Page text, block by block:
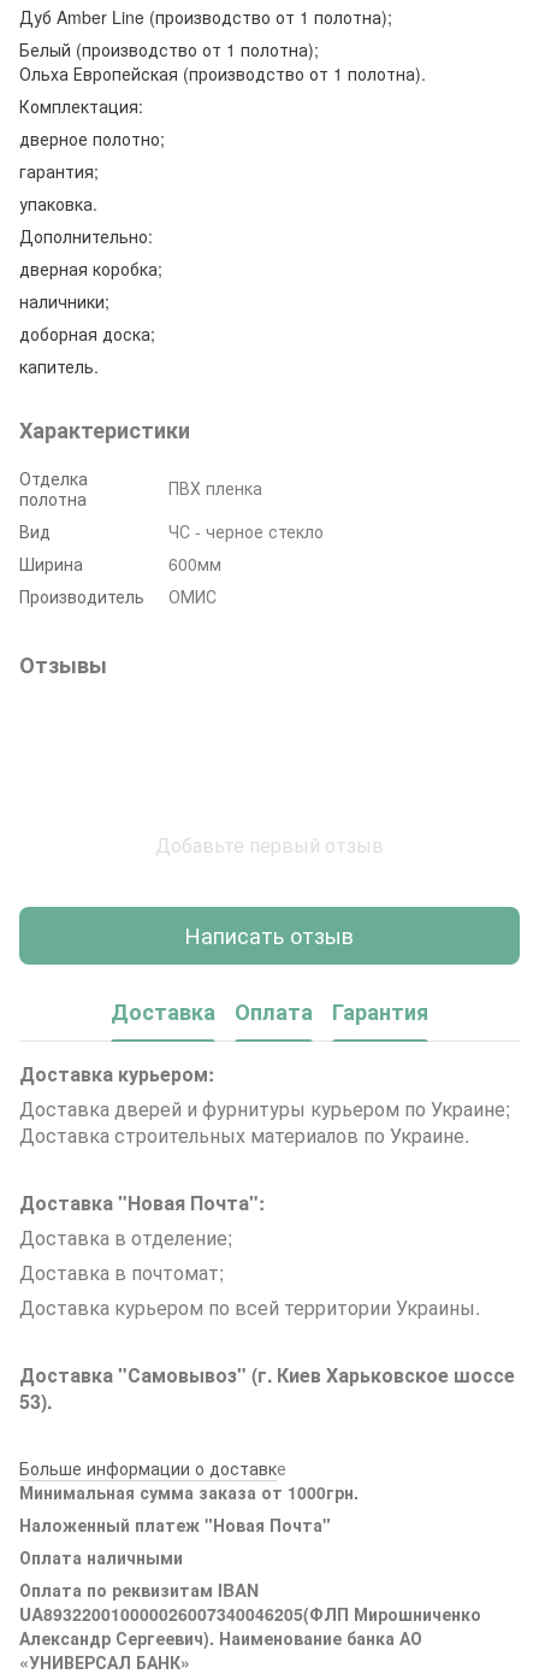
Дуб Amber Line (производство от 1 полотна);
Белый (производство от 1 полотна);
Ольха Европейская (производство от 1 полотна).
Комплектация:
дверное полотно;
гарантия;
упаковка.
Дополнительно:
дверная коробка;
наличники;
доборная доска;
капитель.
Характеристики
Отделка
полотна
ПВХ пленка
Вид
ЧС - черное стекло
Ширина
600мм
Производитель
ОМИС
Отзывы
Добавьте первый отзыв
Написать отзыв
Доставка Оплата Гарантия
Доставка курьером:
Доставка дверей и фурнитуры курьером по Украине;
Доставка строительных материалов по Украине.
Доставка "Новая Почта":
Доставка в отделение;
Доставка в почтомат;
Доставка курьером по всей территории Украины.
Доставка "Самовывоз" (г. Киев Харьковское шоссе
53).
Больше информации о доставке
Минимальная сумма заказа от 1000грн.
Наложенный платеж "Новая Почта"
Оплата наличными
Оплата по реквизитам IBAN
UA893220010000026007340046205(ФЛП Мирошниченко
Александр Сергеевич). Наименование банка АО
«УНИВЕРСАЛ БАНК»